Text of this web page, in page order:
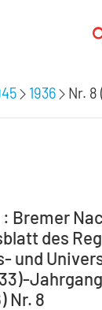
1936 Nr. 8
Bremer
des
und
Nr. 8